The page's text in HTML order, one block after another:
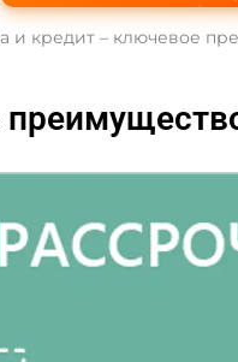
и кредит – ключевое